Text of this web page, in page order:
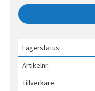
Lagerstatus
Artikelnr
Tillverkare